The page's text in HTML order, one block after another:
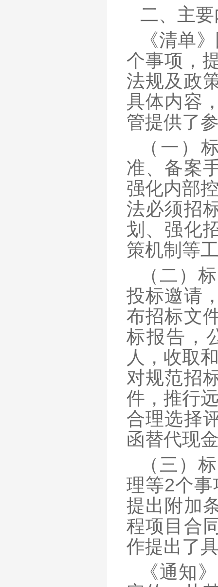
二、主
《清单
个事项，
法规及政
具体内容
管提供了
（一）
准、备案
强化内部
法必须招
划、强化
策机制等
（二）
投标邀请
布招标文
标报告，
人，收取
对规范招
件，推行
合理选择
函替代现
（三）
理等2个
提出附加
程项目合
作提出了
《通知